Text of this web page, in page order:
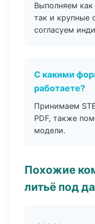
Выполняем
так и крупные
согласуем
С какими
работаете?
Принимаем
PDF, также
модели.
Похожие
литьё под